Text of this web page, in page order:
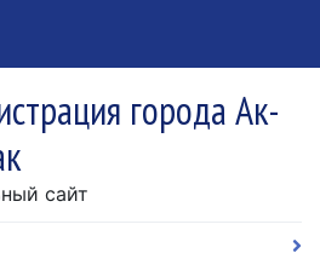
города Ак-
сайт